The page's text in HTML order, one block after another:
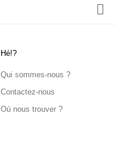
Hé!?
Qui sommes-nous ?
Contactez-nous
Où nous trouver ?